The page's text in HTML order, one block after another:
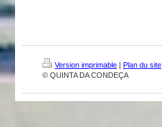
Version imprimable | Plan du site
© QUINTA DA CONDEÇA